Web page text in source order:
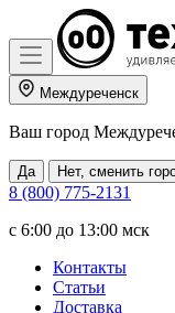
Междуреченск
Ваш город
Да Нет,
8 (800) 775-2131
c 6:00 до 13:00 мск
Контакты
Статьи
Доставка